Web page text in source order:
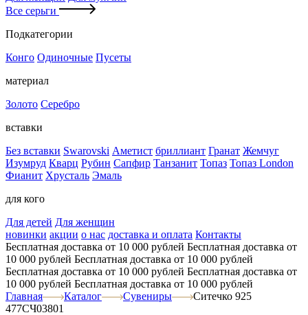
Все серьги
Подкатегории
Конго Одиночные Пусеты
материал
Золото Серебро
вставки
Без вставки Swarovski Аметист бриллиант Гранат Жемчуг
Изумруд Кварц Рубин Сапфир Танзанит Топаз Топаз London
Фианит Хрусталь Эмаль
для кого
Для детей Для женщин
новинки акции о нас доставка и оплата Контакты
Бесплатная доставка от 10 000 рублей Бесплатная доставка от
10 000 рублей Бесплатная доставка от 10 000 рублей
Бесплатная доставка от 10 000 рублей Бесплатная доставка от
10 000 рублей Бесплатная доставка от 10 000 рублей
Главная
Каталог Сувениры
Ситечко 925
477СЧ03801